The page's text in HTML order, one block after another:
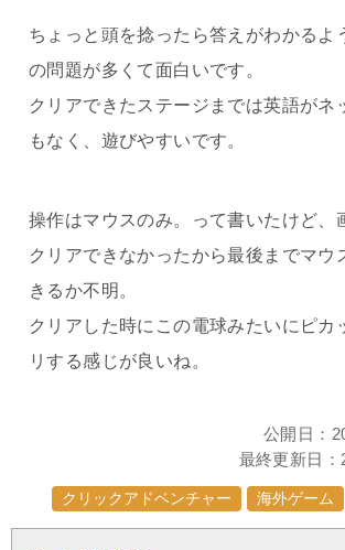
ちょっと頭を捻ったら答えがわかるよ
の問題が多くて面白いです。
クリアできたステージまでは英語がネ
もなく、遊びやすいです。
操作はマウスのみ。って書いたけど、
クリアできなかったから最後までマウ
きるか不明。
クリアした時にこの電球みたいにピカ
リする感じが良いね。
公開日：
最終更新日：
クリックアドベンチャー 海外ゲーム